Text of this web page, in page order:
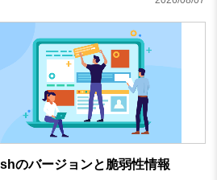
のバージョンと脆弱性情報